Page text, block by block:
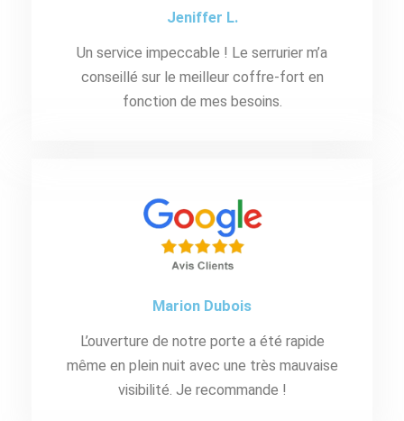
Jeniffer L.
Un service impeccable ! Le serrurier m’a
conseillé sur le meilleur coffre-fort en
fonction de mes besoins.
Marion Dubois
L’ouverture de notre porte a été rapide
même en plein nuit avec une très mauvaise
visibilité. Je recommande !